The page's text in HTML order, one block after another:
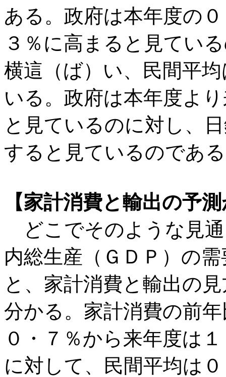
ある。政府は本年度の
３％に高まると見てい
横這（ば）い、民間平
いる。政府は本年度よ
と見ているのに対し、
すると見ているのであ
【家計消費と輸出の予
どこでそのような見
内総生産（ＧＤＰ）の
と、家計消費と輸出の
分かる。家計消費の前
０・７％から来年度は
に対して、民間平均は